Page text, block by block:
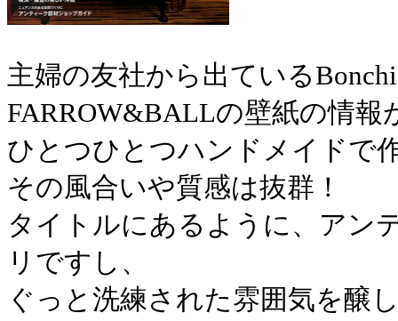
主婦の友社から出ている
FARROW&BALLの壁紙の情
ひとつひとつハンドメイドで
その風合いや質感は抜群！
タイトルにあるように、アン
リですし、
ぐっと洗練された雰囲気を醸